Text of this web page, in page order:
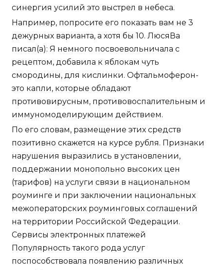
синергия усилий это выстрел в небеса.
Например, попросите его показать вам не 3
дежурных варианта, а хотя бы 10. ЛюсяВа
писал(а): Я немного посвоевольничала с
рецептом, добавила к яблокам чуть
смородины, для кислинки. Офтальмоферон-
это капли, которые обладают
противовирусным, противовоспалительным и
иммуномоделирующим действием.
По его словам, размещение этих средств
позитивно скажется на курсе рубля. Признаки
нарушения выразились в установлении,
поддержании монопольно высоких цен
(тарифов) на услуги связи в национальном
роуминге и при заключении национальных
межоператорских роуминговых соглашений
на территории Российской Федерации.
Сервисы электронных платежей
Популярность такого рода услуг
поспособствовала появлению различных